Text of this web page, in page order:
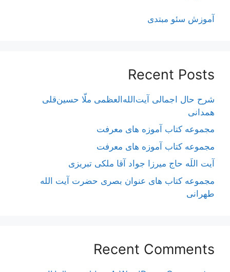
آموزش سئو مبتدی
Recent Posts
شرح حال اجمالی آیت‌الله‌العظمی ملّا حسین‌قلی
همدانی
مجموعه کتاب آموزه های معرفت
مجموعه کتاب آموزه های معرفت
آیت اللَه حاج میرزا جواد آقا ملکی تبریزی
مجموعه کتاب های عنوان بصری حضرت آیت الله
طهرانی
Recent Comments